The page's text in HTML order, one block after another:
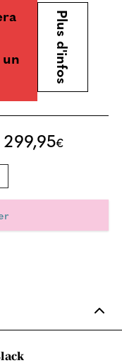
Plus d'infos
299,95€